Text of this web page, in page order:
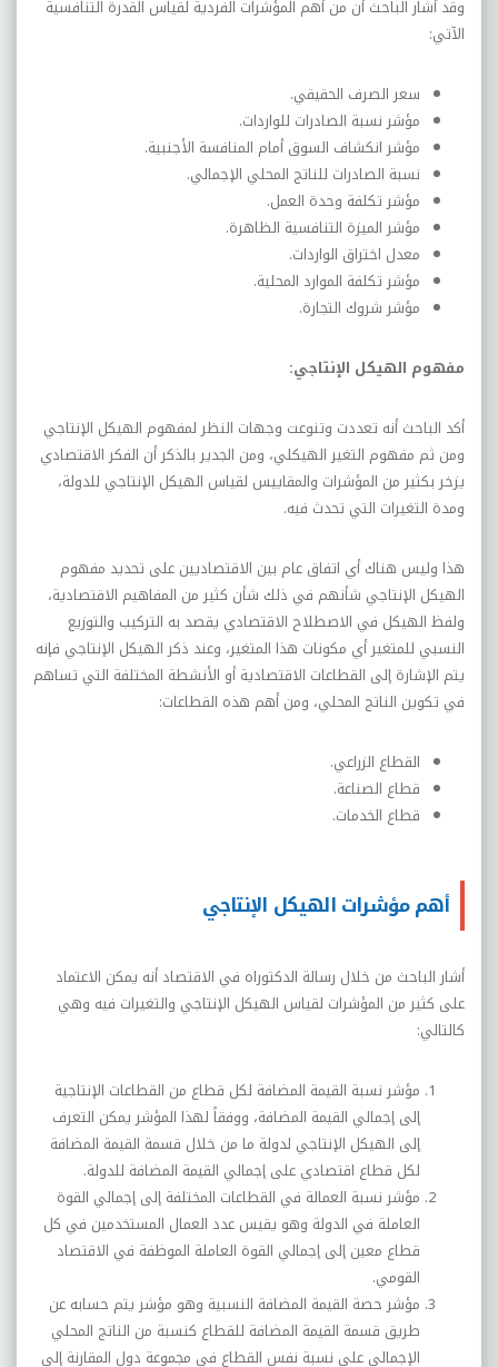
وقد أشار الباحث أن من أهم المؤشرات الفردية لقياس القدرة التنافسية
الآتي:
سعر الصرف الحقيقي.
مؤشر نسبة الصادرات للواردات.
مؤشر انكشاف السوق أمام المنافسة الأجنبية.
نسبة الصادرات للناتج المحلي الإجمالي.
مؤشر تكلفة وحدة العمل.
مؤشر الميزة التنافسية الظاهرة.
معدل اختراق الواردات.
مؤشر تكلفة الموارد المحلية.
مؤشر شروك التجارة.
مفهوم الهيكل الإنتاجي:
أكد الباحث أنه تعددت وتنوعت وجهات النظر لمفهوم الهيكل الإنتاجي
ومن ثم مفهوم التغير الهيكلي، ومن الجدير بالذكر أن الفكر الاقتصادي
يزخر بكثير من المؤشرات والمقاييس لقياس الهيكل الإنتاجي للدولة،
ومدة التغيرات التي تحدث فيه.
هذا وليس هناك أي اتفاق عام بين الاقتصاديين على تحديد مفهوم
الهيكل الإنتاجي شأنهم في ذلك شأن كثير من المفاهيم الاقتصادية،
ولفظ الهيكل في الاصطلاح الاقتصادي يقصد به التركيب والتوزيع
النسبي للمتغير أي مكونات هذا المتغير، وعند ذكر الهيكل الإنتاجي فإنه
يتم الإشارة إلى القطاعات الاقتصادية أو الأنشطة المختلفة التي تساهم
في تكوين الناتج المحلي، ومن أهم هذه القطاعات:
القطاع الزراعي.
قطاع الصناعة.
قطاع الخدمات.
أهم مؤشرات الهيكل الإنتاجي
أشار الباحث من خلال رسالة الدكتوراه في الاقتصاد أنه يمكن الاعتماد
على كثير من المؤشرات لقياس الهيكل الإنتاجي والتغيرات فيه وهي
كالتالي:
مؤشر نسبة القيمة المضافة لكل قطاع من القطاعات الإنتاجية
إلى إجمالي القيمة المضافة، ووفقاً لهذا المؤشر يمكن التعرف
إلى الهيكل الإنتاجي لدولة ما من خلال قسمة القيمة المضافة
لكل قطاع اقتصادي على إجمالي القيمة المضافة للدولة.
مؤشر نسبة العمالة في القطاعات المختلفة إلى إجمالي القوة
العاملة في الدولة وهو يقيس عدد العمال المستخدمين في كل
قطاع معين إلى إجمالي القوة العاملة الموظفة في الاقتصاد
القومي.
مؤشر حصة القيمة المضافة النسبية وهو مؤشر يتم حسابه عن
طريق قسمة القيمة المضافة للقطاع كنسبة من الناتج المحلي
الإجمالي على نسبة نفس القطاع في مجموعة دول المقارنة إلى